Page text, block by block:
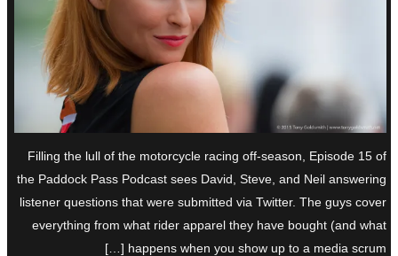
Filling the lull of the motorcycle racing off-season, Episode 15 of
the Paddock Pass Podcast sees David, Steve, and Neil answering
listener questions that were submitted via Twitter. The guys cover
everything from what rider apparel they have bought (and what
happens when you show up to a media scrum […]